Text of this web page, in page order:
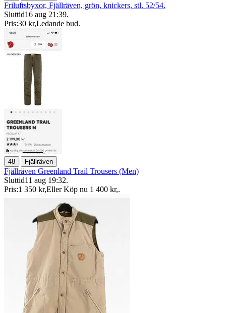
Friluftsbyxor, Fjällräven, grön, knickers, stl. 52/54.
Sluttid16 aug 21:39.
Pris:30 kr,Ledande bud.
48 | Fjällräven
Fjällräven Greenland Trail Trousers (Men)
Sluttid11 aug 19:32.
Pris:1 350 kr,Eller Köp nu 1 400 kr,.